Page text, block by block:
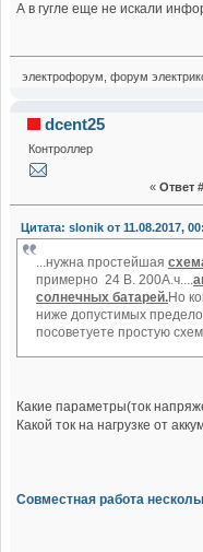
А в гугле еще не искали
электрофорум, форум
dcent25
Контроллер
« Ответ
Цитата: slonik от 11.08.2017,
...нужна простейшая
примерно 24 В. 200А.ч....
солнечных батарей.Но
ниже допустимых
посоветуете простую
Какие параметры(ток
Какой ток на нагрузке от
Совместная работа